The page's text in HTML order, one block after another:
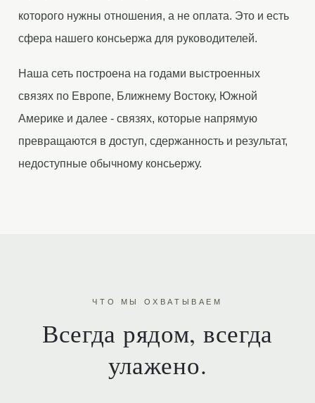
которого нужны отношения, а не оплата. Это и есть
сфера нашего консьержа для руководителей.
Наша сеть построена на годами выстроенных
связях по Европе, Ближнему Востоку, Южной
Америке и далее - связях, которые напрямую
превращаются в доступ, сдержанность и результат,
недоступные обычному консьержу.
ЧТО МЫ ОХВАТЫВАЕМ
Всегда рядом, всегда
улажено.